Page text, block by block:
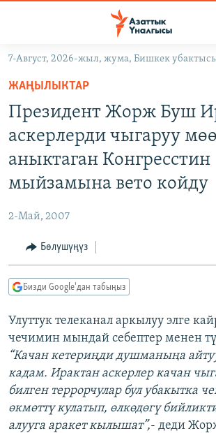
Навигацияга
өтүңүз
Издөөгө
салыңызКЫРГЫЗСТАН
ЭКОНОМИКА
ДҮЙНӨ
БОРБОР АЗИЯ
УКРАИНА
АТАЙЫН ИЛИКТӨӨ
ЭКСПЕРТТЕР ТАЛДАЙТ
БИЗ ЖАНА ДҮЙНӨ
ЭЖЕ-СИҢДИЛЕР
АЗАТТЫК+
ЫҢГАЙСЫЗ СУРООЛОР
ПОДКАСТ
ӨЗГӨЧӨ ПИКИР
Русский
ОНЛАЙН ШЕРИНЕ
ЭЕ/АРнун бардык сайттары
7-Август, 2026-жыл, жума, Бишкек
ЖАҢЫЛЫКТАР
Президент Жорж Буш
аскерлерди чыгаруу
аныктаган Конгресстин
мыйзамына вето койду
2-Май, 2007
Бөлүшүңүз
Бизди Google'дан табыңыз
Улуттук телеканал аркылуу элге
чечимин мындай себептер менен
“Качан кетериңди душманыңа
кадам. Ирактан аскерлер качан
билген террорчулар бул убакытка
өкмөттү кулатып, өлкөдөгү
алууга аракет кылышат”,- деди